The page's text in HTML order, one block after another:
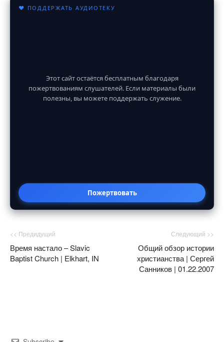
♥ ПОДДЕРЖАТЬ АУДИОТЕКУ
Этот сайт остаётся бесплатным благодаря
пожертвованиям слушателей. Если материалы были
полезны, вы можете поддержать служение.
Пожертвовать
<< Предидущий
Время настало – Slavic
Baptist Church | Elkhart, IN
Следующий >>
Общий обзор истории
христианства | Сергей
Санников | 01.22.2007